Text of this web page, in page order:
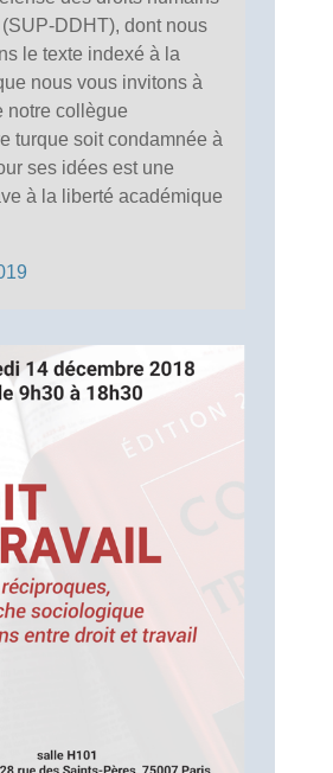
DDHT), dont nous
le texte indexé à la
nous vous invitons à
notre collègue
turque soit condamnée à
ses idées est une
à la liberté académique